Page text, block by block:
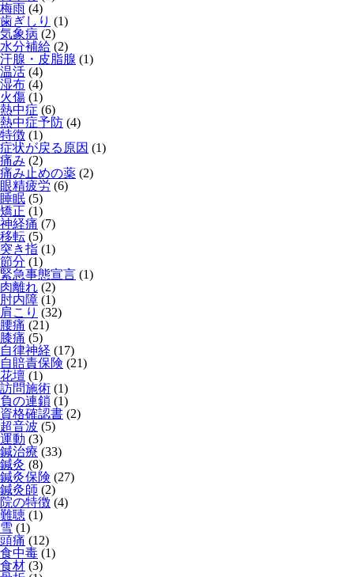
梅雨 (4)
歯ぎしり (1)
気象病 (2)
水分補給 (2)
汗腺・皮脂腺 (1)
温活 (4)
湿布 (4)
火傷 (1)
熱中症 (6)
熱中症予防 (4)
特徴 (1)
症状が戻る原因 (1)
痛み (2)
痛み止めの薬 (2)
眼精疲労 (6)
睡眠 (5)
矯正 (1)
神経痛 (7)
移転 (5)
突き指 (1)
節分 (1)
緊急事態宣言 (1)
肉離れ (2)
肘内障 (1)
肩こり (32)
腰痛 (21)
膝痛 (5)
自律神経 (17)
自賠責保険 (21)
花壇 (1)
訪問施術 (1)
負の連鎖 (1)
資格確認書 (2)
超音波 (5)
運動 (3)
鍼治療 (33)
鍼灸 (8)
鍼灸保険 (27)
鍼灸師 (2)
院の特徴 (4)
難聴 (1)
雪 (1)
頭痛 (12)
食中毒 (1)
食材 (3)